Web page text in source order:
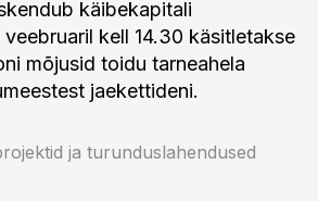
käibekapitali
veebruaril kell 14.30 käsitletakse
mõjusid toidu tarneahela
jaekettideni.
ja turunduslahendused